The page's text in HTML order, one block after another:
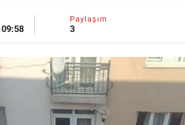
Paylaşım
3